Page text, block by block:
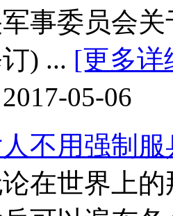
事委员会
) ... [更多详
05-06
不用强制
世界上的